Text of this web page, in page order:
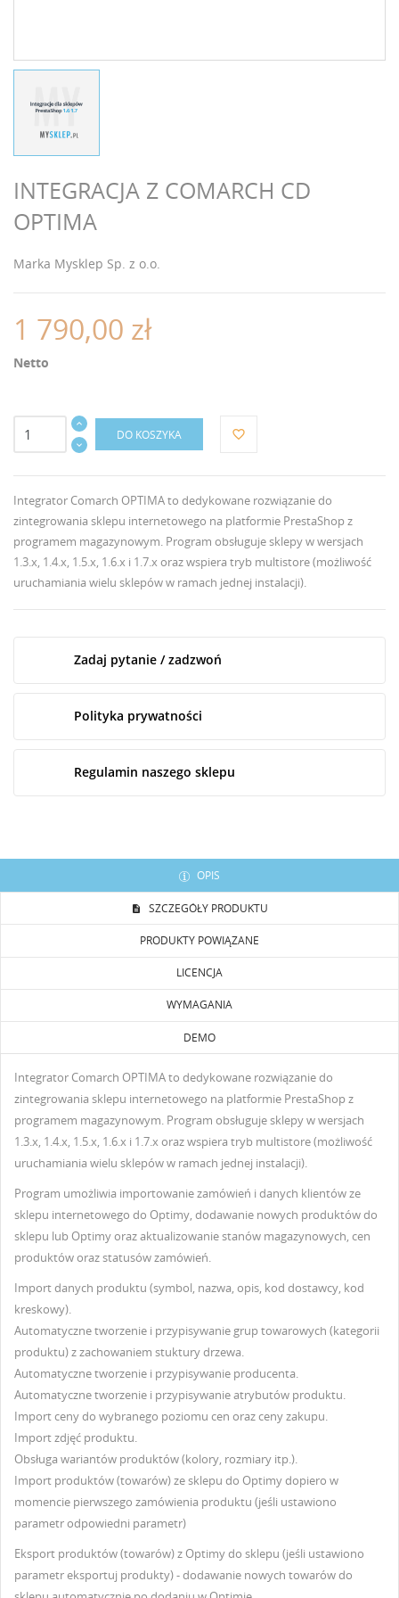
INTEGRACJA Z COMARCH CD
OPTIMA
Marka Mysklep Sp. z o.o.
1 790,00 zł
Netto
DO KOSZYKA favorite_border
Integrator Comarch OPTIMA to dedykowane rozwiązanie do
zintegrowania sklepu internetowego na platformie PrestaShop z
programem magazynowym. Program obsługuje sklepy w wersjach
1.3.x, 1.4.x, 1.5.x, 1.6.x i 1.7.x oraz wspiera tryb multistore (możliwość
uruchamiania wielu sklepów w ramach jednej instalacji).
Zadaj pytanie / zadzwoń
Polityka prywatności
Regulamin naszego sklepu
OPIS
SZCZEGÓŁY PRODUKTU
PRODUKTY POWIĄZANE
LICENCJA
WYMAGANIA
DEMO
Integrator Comarch OPTIMA to dedykowane rozwiązanie do
zintegrowania sklepu internetowego na platformie PrestaShop z
programem magazynowym. Program obsługuje sklepy w wersjach
1.3.x, 1.4.x, 1.5.x, 1.6.x i 1.7.x oraz wspiera tryb multistore (możliwość
uruchamiania wielu sklepów w ramach jednej instalacji).
Program umożliwia importowanie zamówień i danych klientów ze
sklepu internetowego do Optimy, dodawanie nowych produktów do
sklepu lub Optimy oraz aktualizowanie stanów magazynowych, cen
produktów oraz statusów zamówień.
Import danych produktu (symbol, nazwa, opis, kod dostawcy, kod
kreskowy).
Automatyczne tworzenie i przypisywanie grup towarowych (kategorii
produktu) z zachowaniem stuktury drzewa.
Automatyczne tworzenie i przypisywanie producenta.
Automatyczne tworzenie i przypisywanie atrybutów produktu.
Import ceny do wybranego poziomu cen oraz ceny zakupu.
Import zdjęć produktu.
Obsługa wariantów produktów (kolory, rozmiary itp.).
Import produktów (towarów) ze sklepu do Optimy dopiero w
momencie pierwszego zamówienia produktu (jeśli ustawiono
parametr odpowiedni parametr)
Eksport produktów (towarów) z Optimy do sklepu (jeśli ustawiono
parametr eksportuj produkty) - dodawanie nowych towarów do